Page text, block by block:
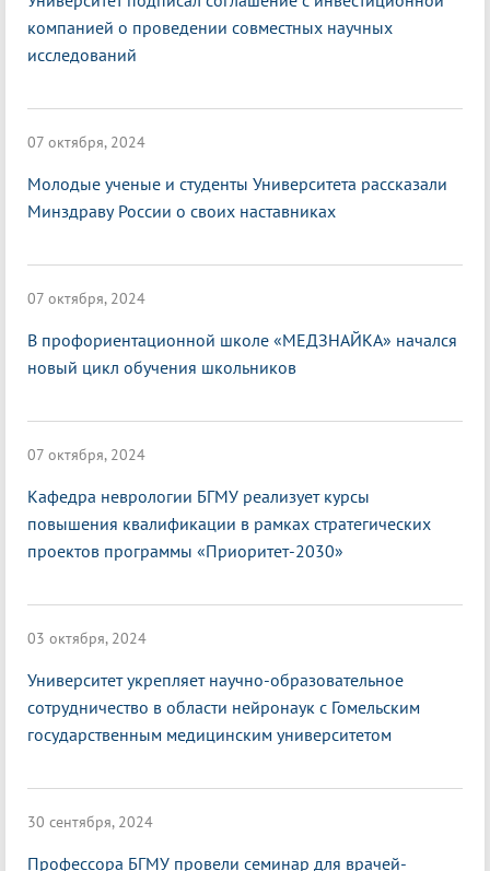
компанией о проведении совместных научных
исследований
07 октября, 2024
Молодые ученые и студенты Университета рассказали
Минздраву России о своих наставниках
07 октября, 2024
В профориентационной школе «МЕДЗНАЙКА» начался
новый цикл обучения школьников
07 октября, 2024
Кафедра неврологии БГМУ реализует курсы
повышения квалификации в рамках стратегических
проектов программы «Приоритет-2030»
03 октября, 2024
Университет укрепляет научно-образовательное
сотрудничество в области нейронаук с Гомельским
государственным медицинским университетом
30 сентября, 2024
Профессора БГМУ провели семинар для врачей-